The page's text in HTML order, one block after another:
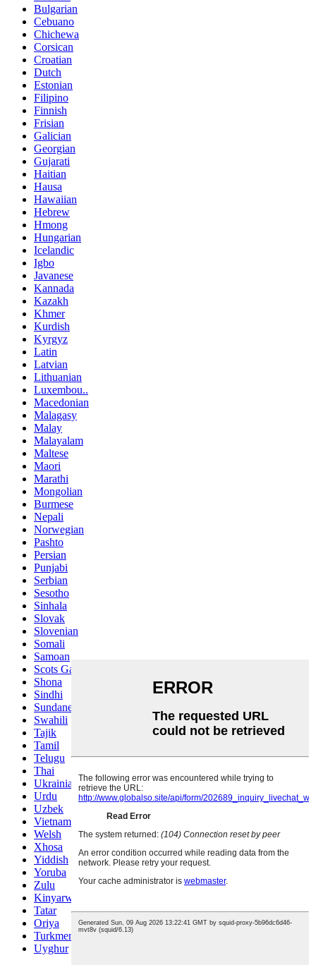
Bulgarian
Cebuano
Chichewa
Corsican
Croatian
Dutch
Estonian
Filipino
Finnish
Frisian
Galician
Georgian
Gujarati
Haitian
Hausa
Hawaiian
Hebrew
Hmong
Hungarian
Icelandic
Igbo
Javanese
Kannada
Kazakh
Khmer
Kurdish
Kyrgyz
Latin
Latvian
Lithuanian
Luxembou..
Macedonian
Malagasy
Malay
Malayalam
Maltese
Maori
Marathi
Mongolian
Burmese
Nepali
Norwegian
Pashto
Persian
Punjabi
Serbian
Sesotho
Sinhala
Slovak
Slovenian
Somali
Samoan
Scots Gaelic
Shona
Sindhi
Sundanese
Swahili
Tajik
Tamil
Telugu
Thai
Ukrainian
Urdu
Uzbek
Vietnamese
Welsh
Xhosa
Yiddish
Yoruba
Zulu
Kinyarwanda
Tatar
Oriya
Turkmen
Uyghur